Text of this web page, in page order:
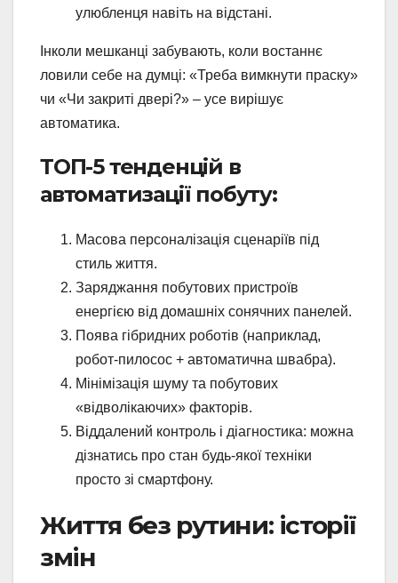
улюбленця навіть на відстані.
Інколи мешканці забувають, коли востаннє
ловили себе на думці: «Треба вимкнути праску»
чи «Чи закриті двері?» – усе вирішує
автоматика.
ТОП-5 тенденцій в
автоматизації побуту:
Масова персоналізація сценаріїв під
стиль життя.
Заряджання побутових пристроїв
енергією від домашніх сонячних панелей.
Поява гібридних роботів (наприклад,
робот-пилосос + автоматична швабра).
Мінімізація шуму та побутових
«відволікаючих» факторів.
Віддалений контроль і діагностика: можна
дізнатись про стан будь-якої техніки
просто зі смартфону.
Життя без рутини: історії
змін